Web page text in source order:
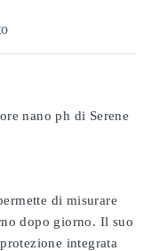
nano ph di Serene
di misurare
dopo giorno. Il suo
integrata